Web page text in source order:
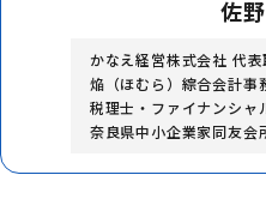
佐
かなえ経営株式会社 代表
焔（ほむら）綜合会計事
税理士・ファイナンシャ
奈良県中小企業家同友会